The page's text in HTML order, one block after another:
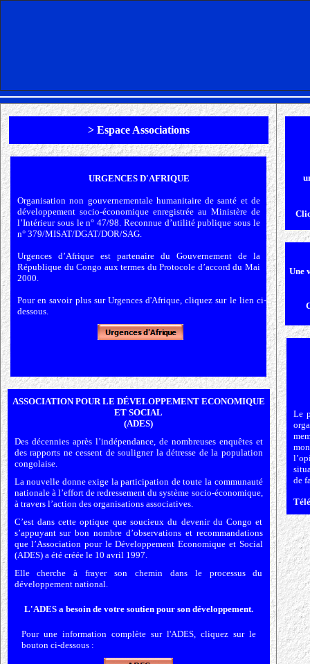
> Espace Associations
URGENCES D'AFRIQUE
Organisation non gouvernementale humanitaire de santé et de
développement socio-économique enregistrée au Ministère de
l’Intérieur sous le n° 47/98. Reconnue d’utilité publique sous le
n° 379/MISAT/DGAT/DOR/SAG.
Urgences d’Afrique est partenaire du Gouvernement de la
République du Congo aux termes du Protocole d’accord du Mai
2000.
Pour en savoir plus sur Urgences d'Afrique, cliquez sur le lien ci-
dessous.
ASSOCIATION POUR LE DÉVELOPPEMENT ECONOMIQUE
ET SOCIAL
(ADES)
Des décennies après l’indépendance, de nombreuses enquêtes et
des rapports ne cessent de souligner la détresse de la population
congolaise.
La nouvelle donne exige la participation de toute la communauté
nationale à l’effort de redressement du système socio-économique,
à travers l’action des organisations associatives.
C’est dans cette optique que soucieux du devenir du Congo et
s’appuyant sur bon nombre d’observations et recommandations
que l’Association pour le Développement Economique et Social
(ADES) a été créée le 10 avril 1997.
Elle cherche à frayer son chemin dans le processus du
développement national.
L'ADES a besoin de votre soutien pour son développement.
Pour une information complète sur l'ADES, cliquez sur le
bouton ci-dessous :
Une
Le
de